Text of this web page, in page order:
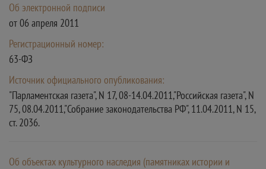
Об электронной подписи
от 06 апреля 2011
Регистрационный номер:
63-ФЗ
Источник официального опубликования:
"Парламентская газета", N 17, 08-14.04.2011,"Российская газета", N
75, 08.04.2011,"Собрание законодательства РФ", 11.04.2011, N 15,
ст. 2036.
Об объектах культурного наследия (памятниках истории и